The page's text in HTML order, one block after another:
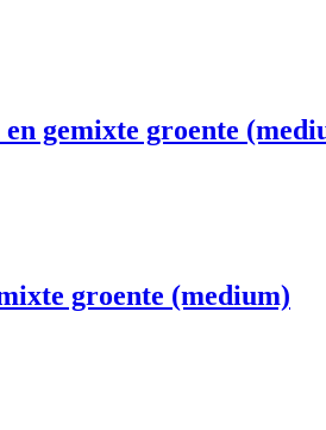
gemixte groente
groente (medium)